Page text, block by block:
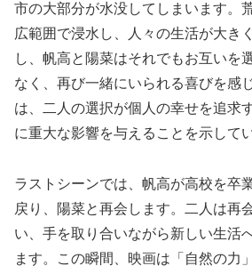
市の大部分が水没してしまいます。
広範囲で浸水し、人々の生活が大き
し、帆高と陽菜はそれでもお互いを
なく、再び一緒にいられる喜びを感
は、二人の選択が個人の幸せを追求
に重大な影響を与えることを示して
ラストシーンでは、帆高が高校を卒
戻り、陽菜と再会します。二人は再
い、手を取り合いながら新しい生活
ます。この瞬間、映画は「自然の力